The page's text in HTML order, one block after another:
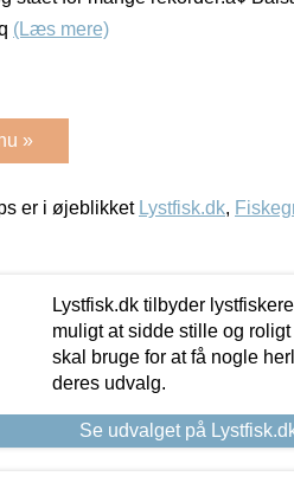
(Læs mere)
»
er i øjeblikket Lystfisk.dk,
Lystfisk.dk tilbyder
muligt at sidde stille og
skal bruge for at få nogle
deres udvalg.
Se udvalget på